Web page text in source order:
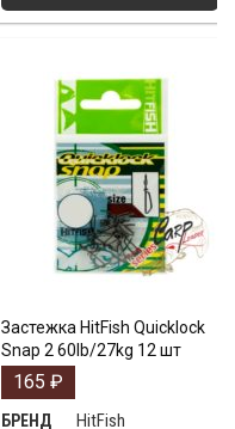
Застежка HitFish Quicklock
Snap 2 60lb/27kg 12 шт
165 ₽
БРЕНД HitFish